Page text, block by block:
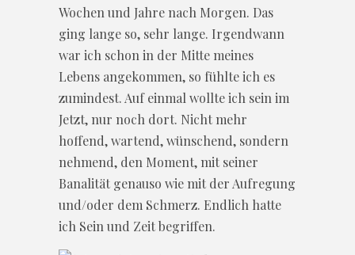
Wochen und Jahre nach Morgen. Das
ging lange so, sehr lange. Irgendwann
war ich schon in der Mitte meines
Lebens angekommen, so fühlte ich es
zumindest. Auf einmal wollte ich sein im
Jetzt, nur noch dort. Nicht mehr
hoffend, wartend, wünschend, sondern
nehmend, den Moment, mit seiner
Banalität genauso wie mit der Aufregung
und/oder dem Schmerz. Endlich hatte
ich Sein und Zeit begriffen.